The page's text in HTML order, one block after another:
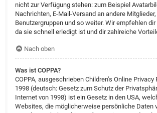
nicht zur Verfügung stehen: zum Beispiel
Nachrichten, E-Mail-Versand an andere
Benutzergruppen und so weiter. Wir empfehlen
da sie schnell erledigt ist und dir zahlreiche
Nach oben
Was ist COPPA?
COPPA, ausgeschrieben Children’s Online
1998 (deutsch: Gesetz zum Schutz der
Internet von 1998) ist ein Gesetz in den USA,
Websites, die möglicherweise persönliche Daten